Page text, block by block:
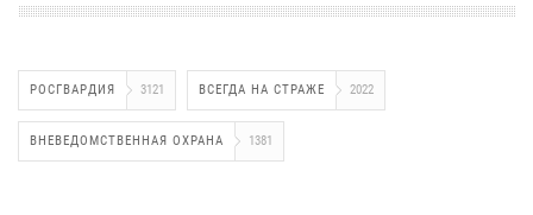
РОСГВАРДИЯ 3121 ВСЕГДА НА СТРАЖЕ 2022
ВНЕВЕДОМСТВЕННАЯ ОХРАНА 1381